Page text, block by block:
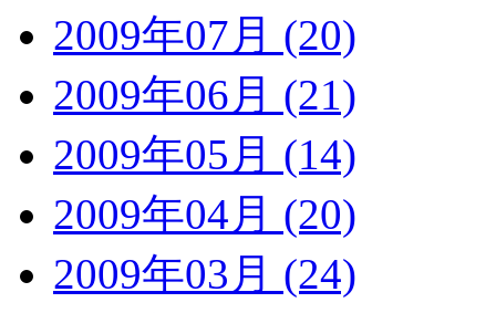
2009年07月 (20)
2009年06月 (21)
2009年05月 (14)
2009年04月 (20)
2009年03月 (24)